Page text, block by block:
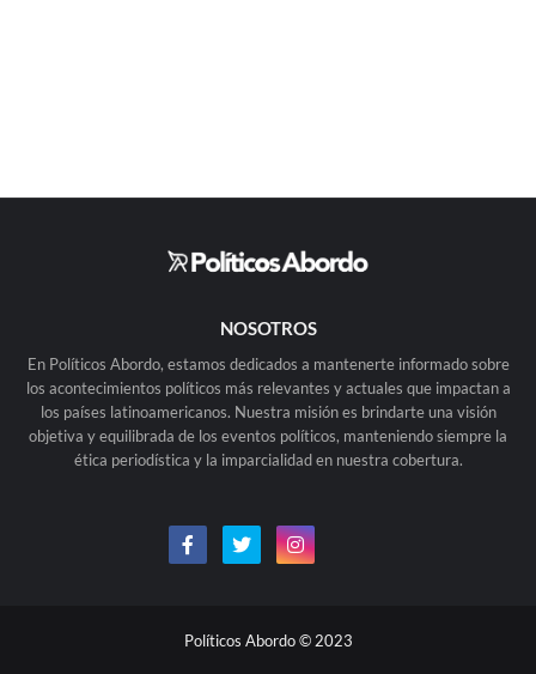
NOSOTROS
En Políticos Abordo, estamos dedicados a mantenerte informado sobre
los acontecimientos políticos más relevantes y actuales que impactan a
los países latinoamericanos. Nuestra misión es brindarte una visión
objetiva y equilibrada de los eventos políticos, manteniendo siempre la
ética periodística y la imparcialidad en nuestra cobertura.
Políticos Abordo © 2023